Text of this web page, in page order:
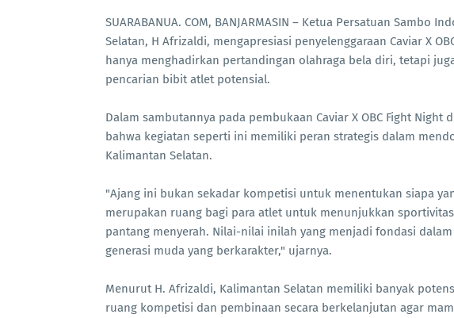
SUARABANUA. COM, BANJARMASIN – Ketua Persatuan Sambo
Selatan, H Afrizaldi, mengapresiasi penyelenggaraan Caviar X
hanya menghadirkan pertandingan olahraga bela diri, tetapi
pencarian bibit atlet potensial.
Dalam sambutannya pada pembukaan Caviar X OBC Fight
bahwa kegiatan seperti ini memiliki peran strategis dalam
Kalimantan Selatan.
"Ajang ini bukan sekadar kompetisi untuk menentukan siapa
merupakan ruang bagi para atlet untuk menunjukkan
pantang menyerah. Nilai-nilai inilah yang menjadi fondasi
generasi muda yang berkarakter," ujarnya.
Menurut H. Afrizaldi, Kalimantan Selatan memiliki banyak
ruang kompetisi dan pembinaan secara berkelanjutan agar